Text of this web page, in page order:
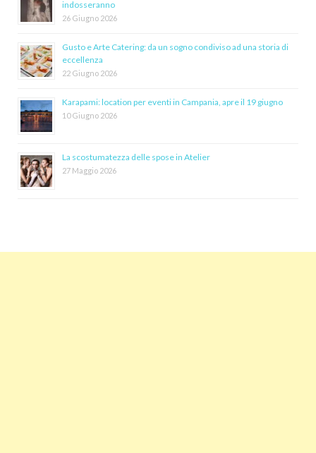
indosseranno
26 Giugno 2026
Gusto e Arte Catering: da un sogno condiviso ad una storia di
eccellenza
22 Giugno 2026
Karapami: location per eventi in Campania, apre il 19 giugno
10 Giugno 2026
La scostumatezza delle spose in Atelier
27 Maggio 2026